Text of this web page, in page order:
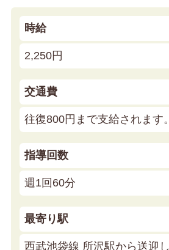
時給
2,250円
交通費
往復800円まで支給されます。
指導回数
週1回60分
最寄り駅
西武池袋線 所沢駅から送迎